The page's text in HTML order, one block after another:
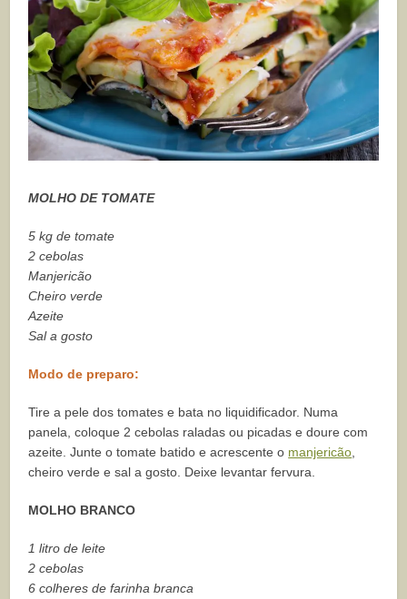
MOLHO DE TOMATE
5 kg de tomate
2 cebolas
Manjericão
Cheiro verde
Azeite
Sal a gosto
Modo de preparo:
Tire a pele dos tomates e bata no liquidificador. Numa
panela, coloque 2 cebolas raladas ou picadas e doure com
azeite. Junte o tomate batido e acrescente o manjericão
cheiro verde e sal a gosto. Deixe levantar fervura.
MOLHO BRANCO
1 litro de leite
2 cebolas
6 colheres de farinha branca